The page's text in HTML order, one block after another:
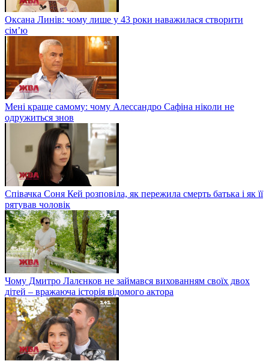
Оксана Линів: чому лише у 43 роки наважилася створити
сім’ю
Мені краще самому: чому Алессандро Сафіна ніколи не
одружиться знов
Співачка Соня Кей розповіла, як пережила смерть батька і як її
рятував чоловік
Чому Дмитро Лалєнков не займався вихованням своїх двох
дітей – вражаюча історія відомого актора